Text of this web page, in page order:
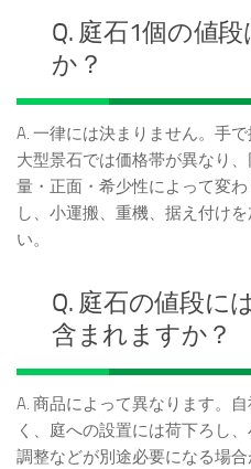
Q. 庭石1個の値
か？
A. 一律には決まりません。手
大型景石では価格帯が異なり
量・正面・希少性によって変
し、小運搬、重機、据え付け
い。
Q. 庭石の値段に
含まれますか？
A. 商品によって異なります。
く、庭への設置には荷下ろし
調整などが別途必要になる場